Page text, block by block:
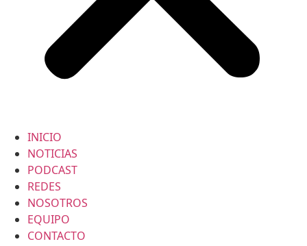
INICIO
NOTICIAS
PODCAST
REDES
NOSOTROS
EQUIPO
CONTACTO